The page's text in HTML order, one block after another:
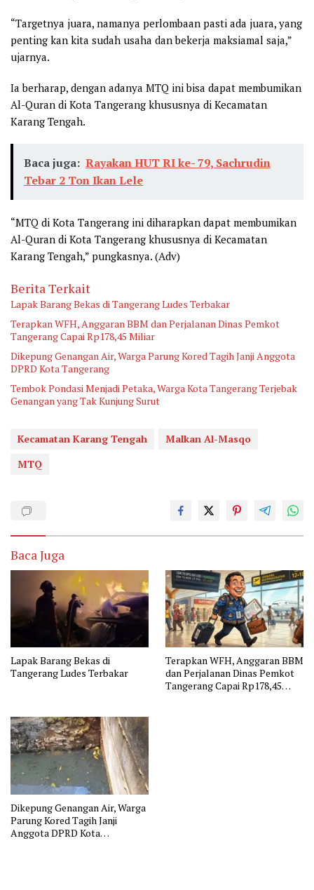
“Targetnya juara, namanya perlombaan pasti ada juara, yang
penting kan kita sudah usaha dan bekerja maksiamal saja,”
ujarnya.
Ia berharap, dengan adanya MTQ ini bisa dapat membumikan
Al-Quran di Kota Tangerang khususnya di Kecamatan
Karang Tengah.
Baca juga: Rayakan HUT RI ke- 79, Sachrudin
Tebar 2 Ton Ikan Lele
“MTQ di Kota Tangerang ini diharapkan dapat membumikan
Al-Quran di Kota Tangerang khususnya di Kecamatan
Karang Tengah,” pungkasnya. (Adv)
Berita Terkait
Lapak Barang Bekas di Tangerang Ludes Terbakar
Terapkan WFH, Anggaran BBM dan Perjalanan Dinas Pemkot
Tangerang Capai Rp178,45 Miliar
Dikepung Genangan Air, Warga Parung Kored Tagih Janji Anggota
DPRD Kota Tangerang
Tembok Pondasi Menjadi Petaka, Warga Kota Tangerang Terjebak
Genangan yang Tak Kunjung Surut
Kecamatan Karang Tengah
Malkan Al-Masqo
MTQ
Baca Juga
Lapak Barang Bekas di
Tangerang Ludes Terbakar
Terapkan WFH, Anggaran BBM
dan Perjalanan Dinas Pemkot
Tangerang Capai Rp178,45
Dikepung Genangan Air, Warga
Parung Kored Tagih Janji
Anggota DPRD Kota